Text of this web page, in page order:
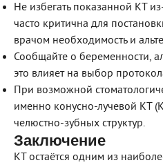
Не избегать показанной КТ
часто критична для
врачом необходимость и
Сообщайте о беременности,
это влияет на выбор
При возможной
именно конусно‑лучевой КТ
челюстно‑зубных структур.
Заключение
КТ остаётся одним из